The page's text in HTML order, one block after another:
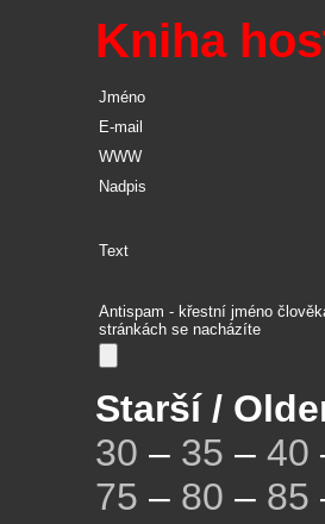
Kniha
Jméno
E-mail
WWW
Nadpis
Text
Antispam - křestní jméno
stránkách se nacházíte
Starší /
30 – 35 – 40
75 – 80 – 85